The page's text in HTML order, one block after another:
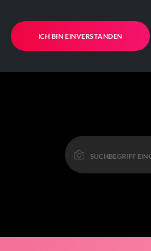
ICH BIN EINVERSTANDEN